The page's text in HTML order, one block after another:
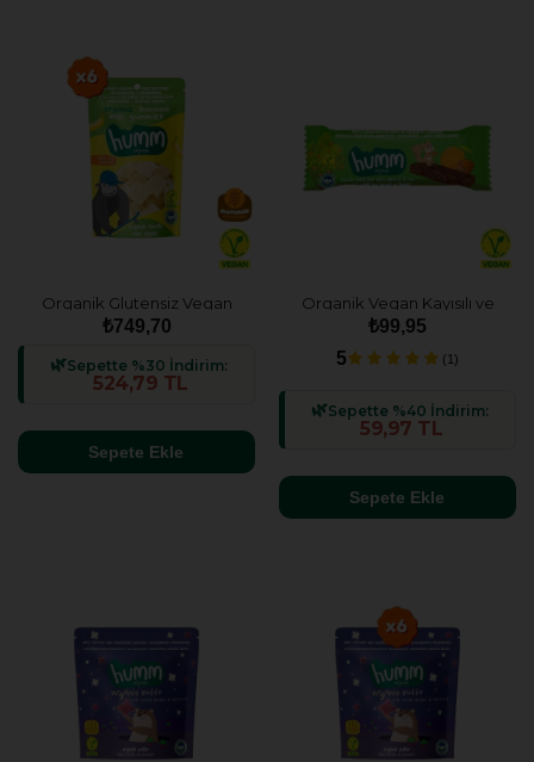
Organik Glutensiz Vegan
Muzlu Mini Küpler Atıştırmalık
₺749,70
Sepette %30 İndirim:
524,79 TL
Sepete Ekle
Organik Vegan Kayısılı ve
Fındıklı Yulaf Bar - 27g
₺99,95
5
(1)
Sepette %40 İndirim:
59,97 TL
Sepete Ekle